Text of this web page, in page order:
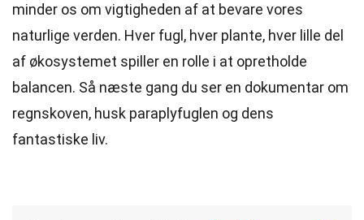
minder os om vigtigheden af at bevare vores
naturlige verden. Hver fugl, hver plante, hver lille del
af økosystemet spiller en rolle i at opretholde
balancen. Så næste gang du ser en dokumentar om
regnskoven, husk paraplyfuglen og dens
fantastiske liv.